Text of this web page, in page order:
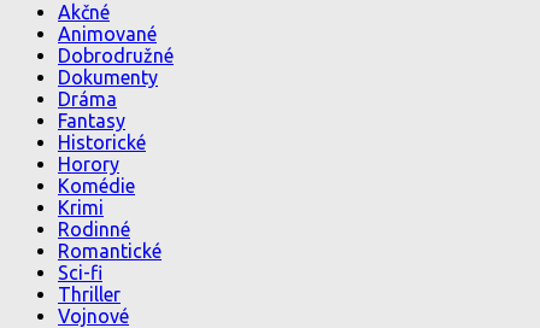
Akčné
Animované
Dobrodružné
Dokumenty
Dráma
Fantasy
Historické
Horory
Komédie
Krimi
Rodinné
Romantické
Sci-fi
Thriller
Vojnové